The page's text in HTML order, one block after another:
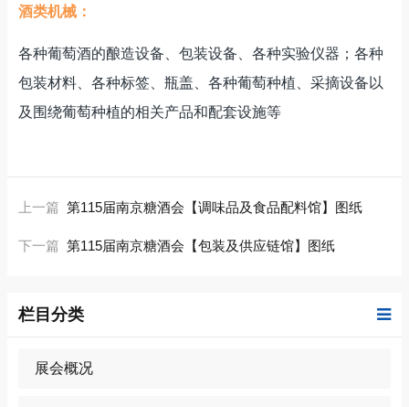
酒类机械：
各种葡萄酒的酿造设备、包装设备、各种实验仪器；各种
包装材料、各种标签、瓶盖、各种葡萄种植、采摘设备以
及围绕葡萄种植的相关产品和配套设施等
上一篇 第115届南京糖酒会【调味品及食品配料馆】图纸
下一篇 第115届南京糖酒会【包装及供应链馆】图纸
栏目分类
展会概况